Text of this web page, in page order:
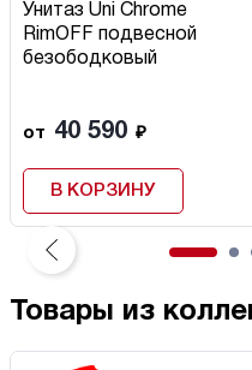
Унитаз Uni Chrome
RimOFF подвесной
безободковый
от 40 590 ₽
В КОРЗИНУ
Товары из